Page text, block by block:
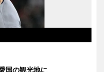
国の観光地に